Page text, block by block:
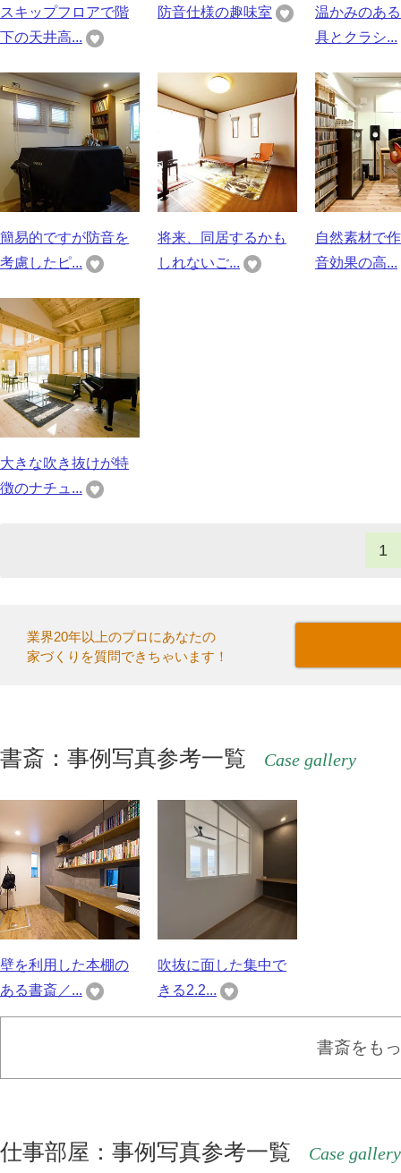
スキップフロアで階
下の天井高...
防音仕様の趣味室
温かみのあ
具とクラシ...
簡易的ですが防音を
考慮したピ...
将来、同居するかも
しれないご...
自然素材で
音効果の高...
大きな吹き抜けが特
徴のナチュ...
1
業界20年以上のプロにあなたの
家づくりを質問できちゃいます！
書斎：事例写真参考一覧 Case gallery
壁を利用した本棚の
ある書斎／...
吹抜に面した集中で
きる2.2...
書斎をも
仕事部屋：事例写真参考一覧 Case gallery